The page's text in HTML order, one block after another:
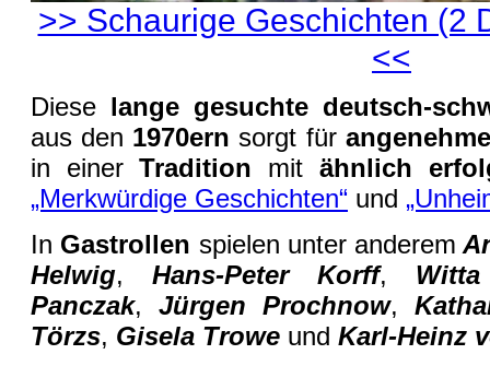
>> Schaurige Geschichten (2
<<
Diese lange gesuchte deutsch-
aus den 1970ern sorgt für
in einerTradition mit ähnlich
„Merkwürdige Geschichten“ und
In Gastrollen spielen unter anderem
Helwig, Hans-Peter Korff,
Panczak, Jürgen Prochnow,
Törzs, Gisela Trowe und Karl-Heinz